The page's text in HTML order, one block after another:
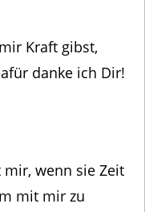
Kraft gibst,
danke ich Dir!
wenn sie Zeit
mit mir zu